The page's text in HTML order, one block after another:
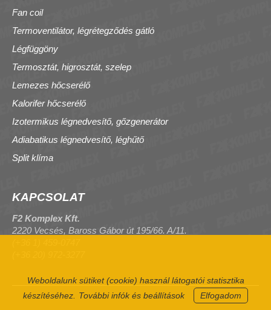
Weboldalunk sütiket (cookie) használ látogatói statisztika
készítéséhez.
További infók és beállítások Elfogadom
Fan coil
Termoventilátor, légrétegződés gátló
Légfüggöny
Termosztát, higrosztát, szelep
Lemezes hőcserélő
Kalorifer hőcserélő
Izotermikus légnedvesítő, gőzgenerátor
Adiabatikus légnedvesítő, léghűtő
Split klíma
KAPCSOLAT
F2 Komplex Kft.
2220 Vecsés, Baross Gábor út 195/66. A/11.